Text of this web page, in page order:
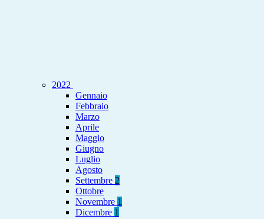
2022
Gennaio
Febbraio
Marzo
Aprile
Maggio
Giugno
Luglio
Agosto
Settembre 2
Ottobre
Novembre 1
Dicembre 1